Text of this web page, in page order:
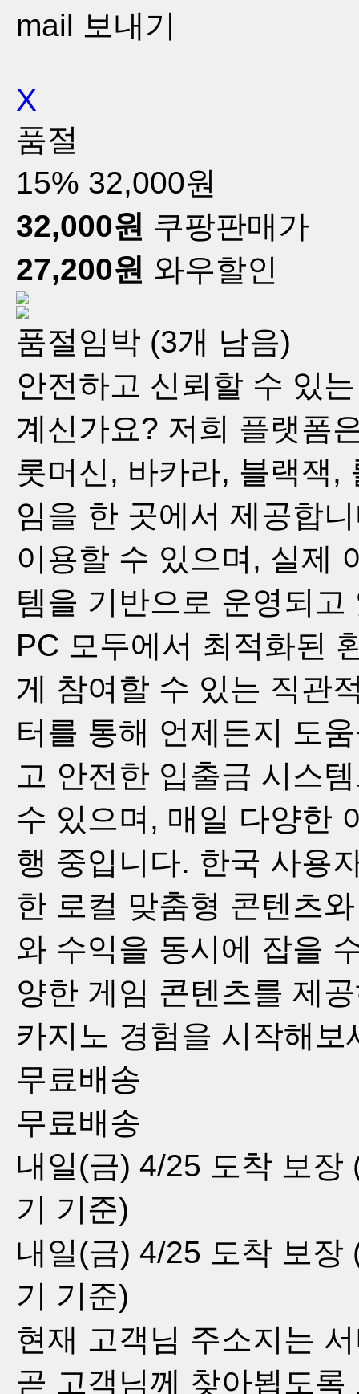
mail 보내기
X
품절
15% 32,000원
32,000원 쿠팡판매가
27,200원 와우할인
품절임박 (3개 남음)
안전하고 신뢰할 수 있
계신가요? 저희 플랫폼
롯머신, 바카라, 블랙잭,
임을 한 곳에서 제공합
이용할 수 있으며, 실제
템을 기반으로 운영되
PC 모두에서 최적화된
게 참여할 수 있는 직관
터를 통해 언제든지 도
고 안전한 입출금 시스
수 있으며, 매일 다양한
행 중입니다. 한국 사용
한 로컬 맞춤형 콘텐츠
와 수익을 동시에 잡을
양한 게임 콘텐츠를 제
카지노 경험을 시작해보
무료배송
무료배송
내일(금) 4/25 도착 보장
기 기준)
내일(금) 4/25 도착 보장
기 기준)
현재 고객님 주소지는
곧 고객님께 찾아뵙도록